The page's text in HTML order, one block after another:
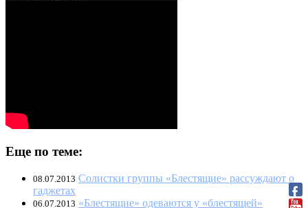
Еще по теме:
08.07.2013 Солистки группы «Блестящие» рассуждают о
гаджетах
06.07.2013 «Блестящие» одеваются у «блестящей»